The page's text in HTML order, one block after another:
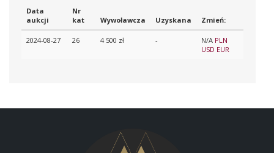
Data
aukcji
Nr
kat
Wywoławcza Uzyskana Zmień:
2024-08-27 26 4 500 zł - N/A PLN
USD EUR